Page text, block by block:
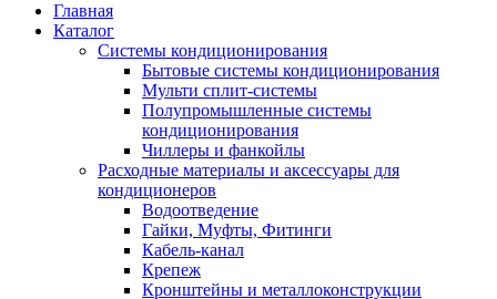
Главная
Каталог
Системы кондиционирования
Бытовые системы кондиционирования
Мульти сплит-системы
Полупромышленные системы
кондиционирования
Чиллеры и фанкойлы
Расходные материалы и аксессуары для
кондиционеров
Водоотведение
Гайки, Муфты, Фитинги
Кабель-канал
Крепеж
Кронштейны и металлоконструкции